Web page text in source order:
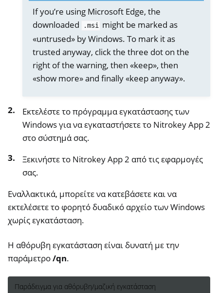
navigation of νιτροπία
navigation of Nitrokey Python SDK v0.4.1
If you’re using Microsoft Edge, the
downloaded
.msi
might be marked as
«untrused» by Windows. To mark it as
trusted anyway, click the three dot on the
right of the warning, then «keep», then
«show more» and finally «keep anyway».
Εκτελέστε το πρόγραμμα εγκατάστασης των
Windows για να εγκαταστήσετε το Nitrokey App 2
στο σύστημά σας.
Ξεκινήστε το Nitrokey App 2 από τις εφαρμογές
σας.
Εναλλακτικά, μπορείτε να κατεβάσετε και να
εκτελέσετε το φορητό δυαδικό αρχείο των Windows
χωρίς εγκατάσταση.
Η αθόρυβη εγκατάσταση είναι δυνατή με την
παράμετρο/qn.
Παράδειγμα για αθόρυβη/μαζική εγκατάσταση